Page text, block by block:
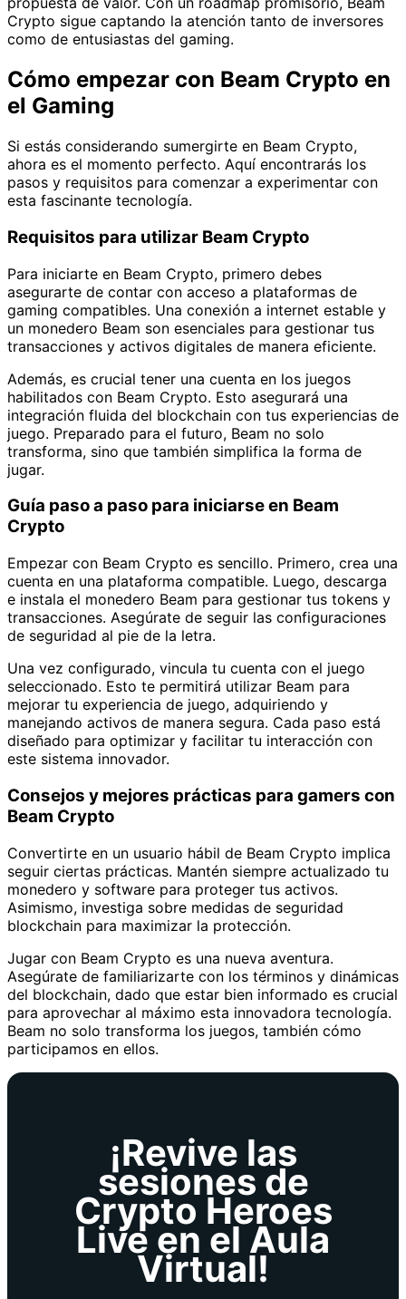
Crypto sigue captando la atención tanto de inversores
como de entusiastas del gaming.
Cómo empezar con Beam Crypto en
el Gaming
Si estás considerando sumergirte en Beam Crypto,
ahora es el momento perfecto. Aquí encontrarás los
pasos y requisitos para comenzar a experimentar con
esta fascinante tecnología.
Requisitos para utilizar Beam Crypto
Para iniciarte en Beam Crypto, primero debes
asegurarte de contar con acceso a plataformas de
gaming compatibles. Una conexión a internet estable y
un monedero Beam son esenciales para gestionar tus
transacciones y activos digitales de manera eficiente.
Además, es crucial tener una cuenta en los juegos
habilitados con Beam Crypto. Esto asegurará una
integración fluida del blockchain con tus experiencias de
juego. Preparado para el futuro, Beam no solo
transforma, sino que también simplifica la forma de
jugar.
Guía paso a paso para iniciarse en Beam
Crypto
Empezar con Beam Crypto es sencillo. Primero, crea una
cuenta en una plataforma compatible. Luego, descarga
e instala el monedero Beam para gestionar tus tokens y
transacciones. Asegúrate de seguir las configuraciones
de seguridad al pie de la letra.
Una vez configurado, vincula tu cuenta con el juego
seleccionado. Esto te permitirá utilizar Beam para
mejorar tu experiencia de juego, adquiriendo y
manejando activos de manera segura. Cada paso está
diseñado para optimizar y facilitar tu interacción con
este sistema innovador.
Consejos y mejores prácticas para gamers con
Beam Crypto
Convertirte en un usuario hábil de Beam Crypto implica
seguir ciertas prácticas. Mantén siempre actualizado tu
monedero y software para proteger tus activos.
Asimismo, investiga sobre medidas de seguridad
blockchain para maximizar la protección.
Jugar con Beam Crypto es una nueva aventura.
Asegúrate de familiarizarte con los términos y dinámicas
del blockchain, dado que estar bien informado es crucial
para aprovechar al máximo esta innovadora tecnología.
Beam no solo transforma los juegos, también cómo
participamos en ellos.
¡Revive las
sesiones de
Crypto Heroes
Live en el Aula
Virtual!